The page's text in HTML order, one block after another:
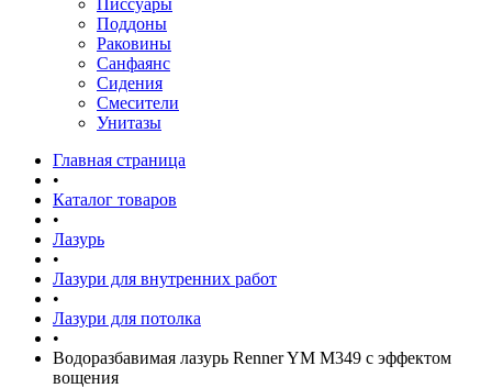
Писсуары
Поддоны
Раковины
Санфаянс
Сидения
Смесители
Унитазы
Главная страница
•
Каталог товаров
•
Лазурь
•
Лазури для внутренних работ
•
Лазури для потолка
•
Водоразбавимая лазурь Renner YM M349 с эффектом
вощения